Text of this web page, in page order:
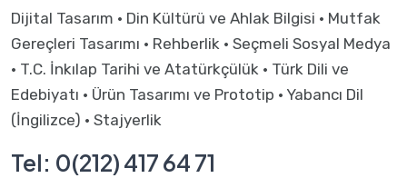
Dijital Tasarım · Din Kültürü ve Ahlak Bilgisi · Mutfak
Gereçleri Tasarımı · Rehberlik · Seçmeli Sosyal Medya
· T.C. İnkılap Tarihi ve Atatürkçülük · Türk Dili ve
Edebiyatı · Ürün Tasarımı ve Prototip · Yabancı Dil
(İngilizce) · Stajyerlik
Tel: 0(212) 417 64 71